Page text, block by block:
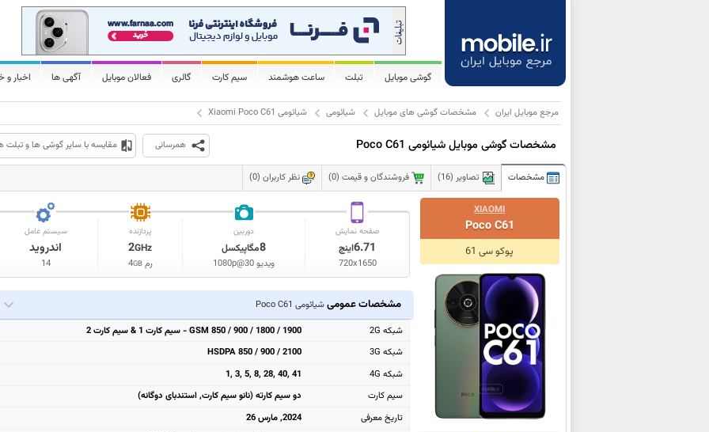
گوشی موبایل تبلت ساعت هوشمند سیم کارت گالری فعالان موبایل آگهی ها اخبار و
مرجع موبایل ایران مشخصات گوشی های موبایل شیائومی شیائومی Xiaomi Poco C61
مشخصات گوشی موبایل شیائومی Poco C61 همرسانی مقایسه با سایر گوشی ها و تبلت
مشخصات تصاویر (16) فروشندگان و قیمت (0) نظر کاربران (0)
XIAOMI
Poco C61
پوکو سی 61
صفحه نمایش
6.71اینچ
720x1650
دوربین
8مگاپیکسل
ویدیو 1080p@30
پردازنده
2GHz
رم 4GB
سیستم عامل
اندروید
14
مشخصات عمومیشیائومی Poco C61
شبکه 2G
GSM 850 / 900 / 1800 / 1900 - سیم کارت 1 & سیم کارت 2
شبکه 3G
HSDPA 850 / 900 / 2100
شبکه 4G
1, 3, 5, 8, 28, 40, 41
سیم کارت
دو سیم کارته (نانو سیم کارت, استندبای دوگانه)
تاریخ معرفی
2024, مارس 26